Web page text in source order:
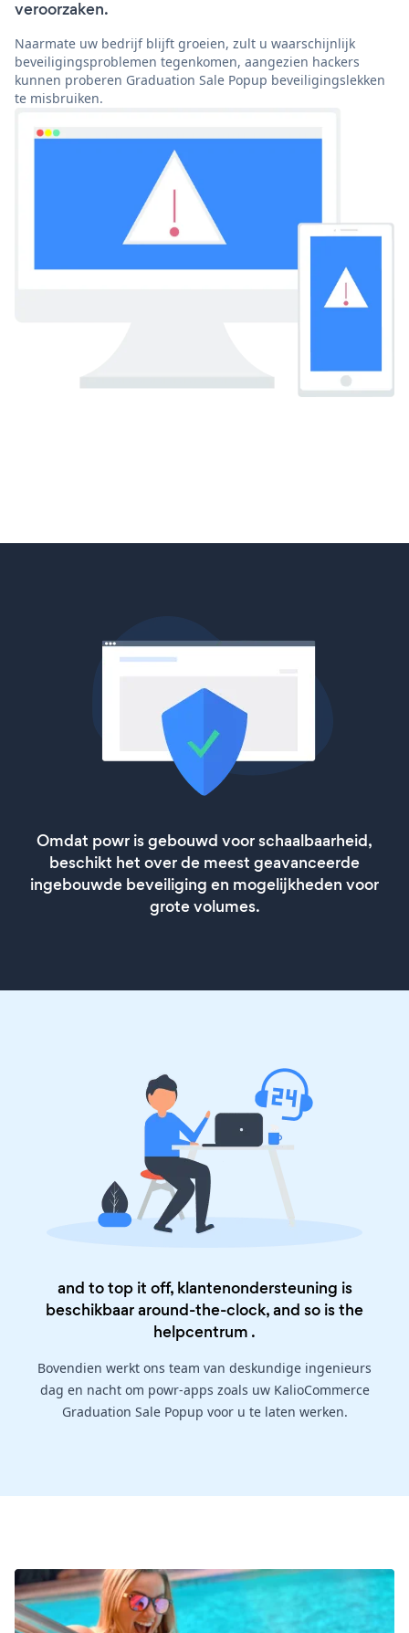
veroorzaken.
Naarmate uw bedrijf blijft groeien, zult u waarschijnlijk
beveiligingsproblemen tegenkomen, aangezien hackers
kunnen proberen Graduation Sale Popup beveiligingslekken
te misbruiken.
Omdat powr is gebouwd voor schaalbaarheid,
beschikt het over de meest geavanceerde
ingebouwde beveiliging en mogelijkheden voor
grote volumes.
and to top it off, klantenondersteuning is
beschikbaar around-the-clock, and so is the
helpcentrum .
Bovendien werkt ons team van deskundige ingenieurs
dag en nacht om powr-apps zoals uw KalioCommerce
Graduation Sale Popup voor u te laten werken.